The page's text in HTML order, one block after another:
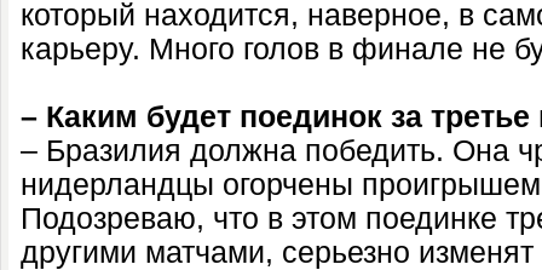
который находится, наверное, в
карьеру. Много голов в финале не
– Каким будет поединок за третье
– Бразилия должна победить. Она
нидерландцы огорчены проигрышем
Подозреваю, что в этом поединке
другими матчами, серьезно